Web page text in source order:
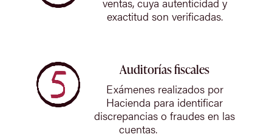
exactitud son verificadas.
Auditorías fiscales
Exámenes realizados por
Hacienda para identificar
discrepancias o fraudes en las
cuentas.